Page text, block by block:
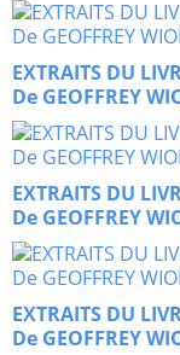
EXTRAITS DU
De GEOFFREY
EXTRAITS DU
De GEOFFREY
EXTRAITS DU
De GEOFFREY